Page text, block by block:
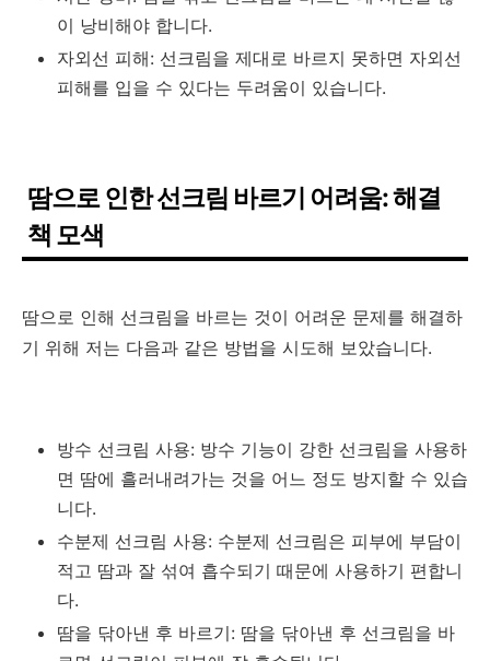
이 낭비해야 합니다.
자외선 피해: 선크림을 제대로 바르지 못하면 자외선
피해를 입을 수 있다는 두려움이 있습니다.
땀으로 인한 선크림 바르기 어려움: 해결
책 모색
땀으로 인해 선크림을 바르는 것이 어려운 문제를 해결하
기 위해 저는 다음과 같은 방법을 시도해 보았습니다.
방수 선크림 사용: 방수 기능이 강한 선크림을 사용하
면 땀에 흘러내려가는 것을 어느 정도 방지할 수 있습
니다.
수분제 선크림 사용: 수분제 선크림은 피부에 부담이
적고 땀과 잘 섞여 흡수되기 때문에 사용하기 편합니
다.
땀을 닦아낸 후 바르기: 땀을 닦아낸 후 선크림을 바